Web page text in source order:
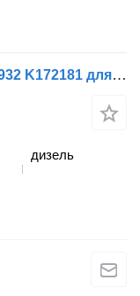
Шланг MAN, KNORR-BREMSE LK8932 K172181 для тягача MAN TGS,TGX NTG (2020-)
дизель